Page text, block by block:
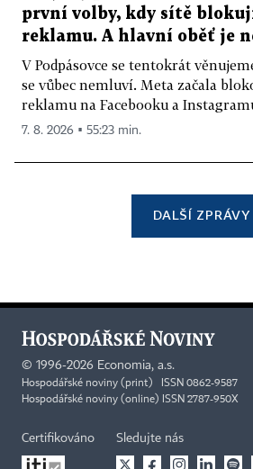
první volby, kdy sítě
reklamu. A hlavní oběť je
V Podpásovce se tentokrát
se vůbec nemluví. Meta začala
reklamu na Facebooku a
7. 8. 2026 ▪ 55:23 min.
DALŠÍ ZPRÁVY
© 1996-2026 Economia, a.s.
Hospodářské noviny (print) ISSN 0862-9587
Hospodářské noviny (online) ISSN 2787-950X
Certifikováno Sledujte nás